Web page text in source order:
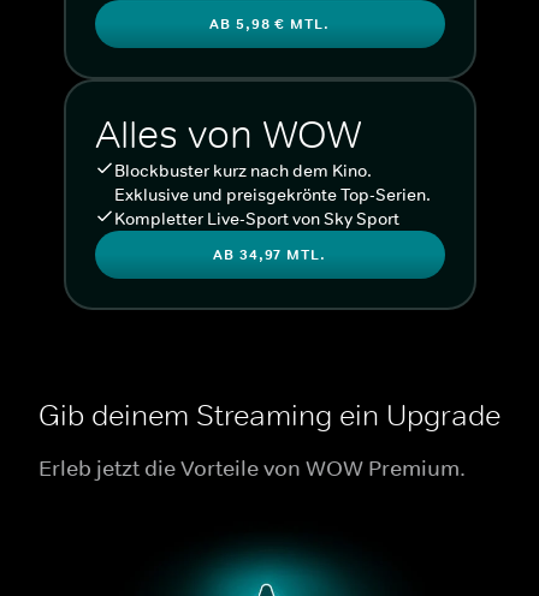
AB 5,98 € MTL.
Alles von WOW
Blockbuster kurz nach dem Kino.
Exklusive und preisgekrönte Top-Serien.
Kompletter Live-Sport von Sky Sport
AB 34,97 MTL.
Gib deinem Streaming ein Upgrade
Erleb jetzt die Vorteile von WOW Premium.